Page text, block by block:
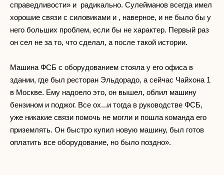
справедливости» и радикально. Сулейманов всегда имел
хорошие связи с силовиками и , наверное, и не было бы у
него больших проблем, если бы не характер. Первый раз
он сел не за то, что сделал, а после такой истории.
Машина ФСБ с оборудованием стояла у его офиса в
здании, где был ресторан Эльдорадо, а сейчас Чайхона 1
в Москве. Ему надоело это, он вышел, облил машину
бензином и поджог. Все ох...и тогда в руководстве ФСБ,
уже никакие связи помочь не могли и пошла команда его
приземлять. Он быстро купил новую машину, был готов
оплатить все оборудование, но было поздно».